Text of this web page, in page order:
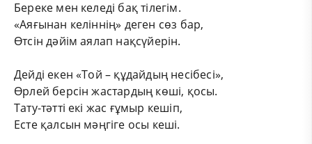
Береке мен келеді бақ тілегім.
«Аяғынан келіннің» деген сөз бар,
Өтсін дәйім аялап нақсүйерін.
Дейді екен «Той – құдайдың несібесі»,
Өрлей берсін жастардың көші, қосы.
Тату-тәтті екі жас ғұмыр кешіп,
Есте қалсын мәңгіге осы кеші.